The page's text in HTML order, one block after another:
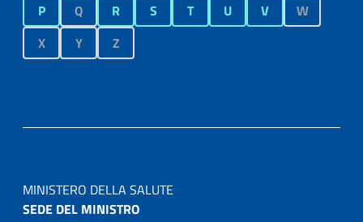
P
Q R S T U V
W
X
Y Z
MINISTERO DELLA SALUTE
SEDE DEL MINISTRO